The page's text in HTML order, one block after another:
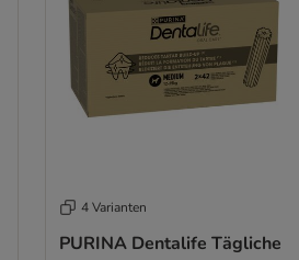
4 Varianten
PURINA Dentalife Tägliche